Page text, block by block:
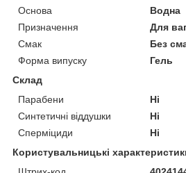
Основа
Водна
Призначення
Для
Смак
Без
Форма випуску
Гель
Склад
Парабени
Ні
Синтетичні віддушки
Ні
Сперміциди
Ні
Користувальницькі